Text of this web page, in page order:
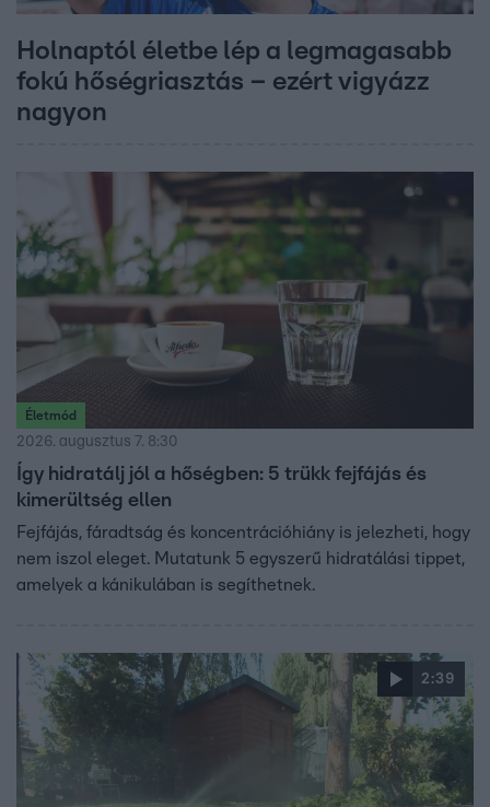
Holnaptól életbe lép a legmagasabb
fokú hőségriasztás – ezért vigyázz
nagyon
Életmód
2026. augusztus 7. 8:30
Így hidratálj jól a hőségben: 5 trükk fejfájás és
kimerültség ellen
Fejfájás, fáradtság és koncentrációhiány is jelezheti, hogy
nem iszol eleget. Mutatunk 5 egyszerű hidratálási tippet,
amelyek a kánikulában is segíthetnek.
2:39